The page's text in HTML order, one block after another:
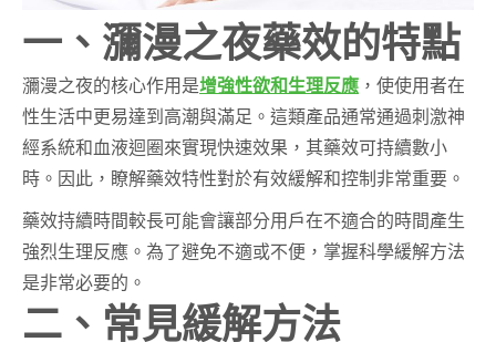
一、瀰漫之夜藥效的特點
瀰漫之夜的核心作用是增強性欲和生理反應 ，使使用者在
性生活中更易達到高潮與滿足。這類產品通常通過刺激神
經系統和血液迴圈來實現快速效果，其藥效可持續數小
時。因此，瞭解藥效特性對於有效緩解和控制非常重要。
藥效持續時間較長可能會讓部分用戶在不適合的時間產生
強烈生理反應。為了避免不適或不便，掌握科學緩解方法
是非常必要的。
二、常見緩解方法